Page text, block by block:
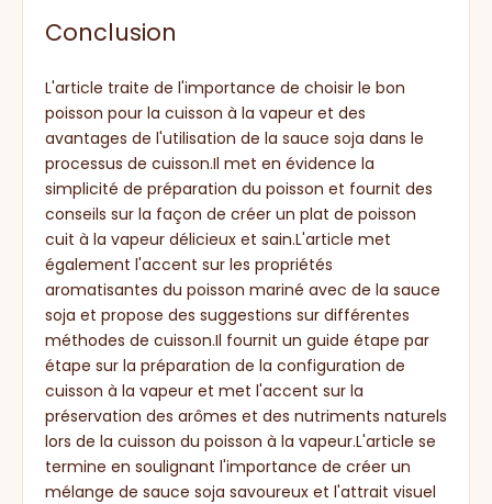
Conclusion
L'article traite de l'importance de choisir le bon
poisson pour la cuisson à la vapeur et des
avantages de l'utilisation de la sauce soja dans le
processus de cuisson.Il met en évidence la
simplicité de préparation du poisson et fournit des
conseils sur la façon de créer un plat de poisson
cuit à la vapeur délicieux et sain.L'article met
également l'accent sur les propriétés
aromatisantes du poisson mariné avec de la sauce
soja et propose des suggestions sur différentes
méthodes de cuisson.Il fournit un guide étape par
étape sur la préparation de la configuration de
cuisson à la vapeur et met l'accent sur la
préservation des arômes et des nutriments naturels
lors de la cuisson du poisson à la vapeur.L'article se
termine en soulignant l'importance de créer un
mélange de sauce soja savoureux et l'attrait visuel